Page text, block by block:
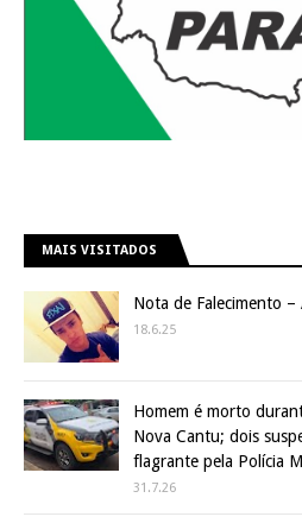
MAIS VISITADOS
Nota de Falecimento
18.6.25
Homem é morto
Nova Cantu; dois
flagrante pela Polícia
31.7.26